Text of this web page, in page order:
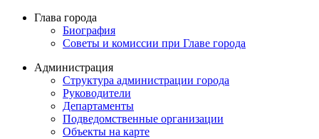
Глава города
Биография
Советы и комиссии при Главе города
Администрация
Структура администрации города
Руководители
Департаменты
Подведомственные организации
Объекты на карте